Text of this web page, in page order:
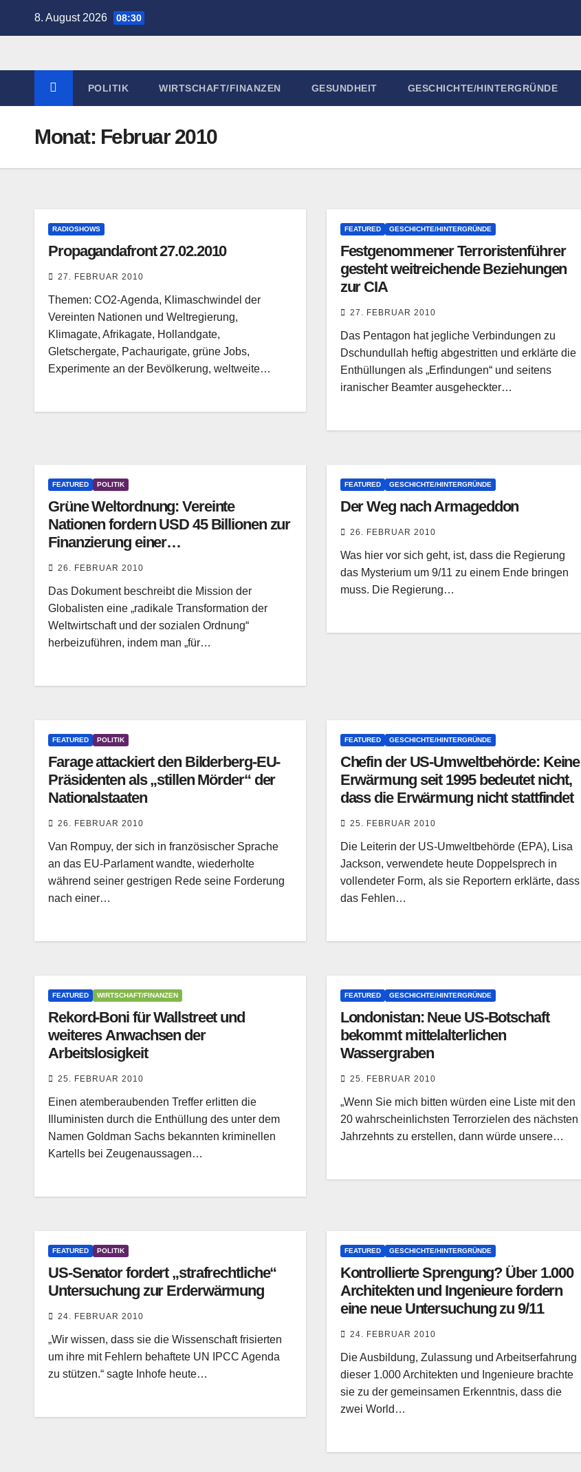
8. August 2026 08:30
POLITIK WIRTSCHAFT/FINANZEN GESUNDHEIT GESCHICHTE/HINTERGRÜNDE
Monat: Februar 2010
RADIOSHOWS
Propagandafront 27.02.2010
27. FEBRUAR 2010
Themen: CO2-Agenda, Klimaschwindel der
Vereinten Nationen und Weltregierung,
Klimagate, Afrikagate, Hollandgate,
Gletschergate, Pachaurigate, grüne Jobs,
Experimente an der Bevölkerung, weltweite…
FEATURED GESCHICHTE/HINTERGRÜNDE
Festgenommener Terroristenführer
gesteht weitreichende Beziehungen
zur CIA
27. FEBRUAR 2010
Das Pentagon hat jegliche Verbindungen zu
Dschundullah heftig abgestritten und erklärte die
Enthüllungen als „Erfindungen“ und seitens
iranischer Beamter ausgeheckter…
FEATURED POLITIK
Grüne Weltordnung: Vereinte
Nationen fordern USD 45 Billionen zur
Finanzierung einer
„Weltregierungsstruktur“
26. FEBRUAR 2010
Das Dokument beschreibt die Mission der
Globalisten eine „radikale Transformation der
Weltwirtschaft und der sozialen Ordnung“
herbeizuführen, indem man „für…
FEATURED GESCHICHTE/HINTERGRÜNDE
Der Weg nach Armageddon
26. FEBRUAR 2010
Was hier vor sich geht, ist, dass die Regierung
das Mysterium um 9/11 zu einem Ende bringen
muss. Die Regierung…
FEATURED POLITIK
Farage attackiert den Bilderberg-EU-
Präsidenten als „stillen Mörder“ der
Nationalstaaten
26. FEBRUAR 2010
Van Rompuy, der sich in französischer Sprache
an das EU-Parlament wandte, wiederholte
während seiner gestrigen Rede seine Forderung
nach einer…
FEATURED GESCHICHTE/HINTERGRÜNDE
Chefin der US-Umweltbehörde: Keine
Erwärmung seit 1995 bedeutet nicht,
dass die Erwärmung nicht stattfindet
25. FEBRUAR 2010
Die Leiterin der US-Umweltbehörde (EPA), Lisa
Jackson, verwendete heute Doppelsprech in
vollendeter Form, als sie Reportern erklärte, dass
das Fehlen…
FEATURED WIRTSCHAFT/FINANZEN
Rekord-Boni für Wallstreet und
weiteres Anwachsen der
Arbeitslosigkeit
25. FEBRUAR 2010
Einen atemberaubenden Treffer erlitten die
Illuministen durch die Enthüllung des unter dem
Namen Goldman Sachs bekannten kriminellen
Kartells bei Zeugenaussagen…
FEATURED GESCHICHTE/HINTERGRÜNDE
Londonistan: Neue US-Botschaft
bekommt mittelalterlichen
Wassergraben
25. FEBRUAR 2010
„Wenn Sie mich bitten würden eine Liste mit den
20 wahrscheinlichsten Terrorzielen des nächsten
Jahrzehnts zu erstellen, dann würde unsere…
FEATURED POLITIK
US-Senator fordert „strafrechtliche“
Untersuchung zur Erderwärmung
24. FEBRUAR 2010
„Wir wissen, dass sie die Wissenschaft frisierten
um ihre mit Fehlern behaftete UN IPCC Agenda
zu stützen.“ sagte Inhofe heute…
FEATURED GESCHICHTE/HINTERGRÜNDE
Kontrollierte Sprengung? Über 1.000
Architekten und Ingenieure fordern
eine neue Untersuchung zu 9/11
24. FEBRUAR 2010
Die Ausbildung, Zulassung und Arbeitserfahrung
dieser 1.000 Architekten und Ingenieure brachte
sie zu der gemeinsamen Erkenntnis, dass die
zwei World…